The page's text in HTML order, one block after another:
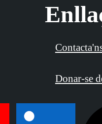
Donar-se